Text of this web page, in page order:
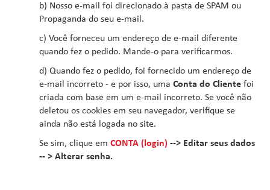
b) Nosso e-mail foi direcionado à pasta de SPAM ou
Propaganda do seu e-mail.
c) Você forneceu um endereço de e-mail diferente
quando fez o pedido. Mande-o para verificarmos.
d) Quando fez o pedido, foi fornecido um endereço de
e-mail incorreto - e por isso, uma Conta do Cliente foi
criada com base em um e-mail incorreto. Se você não
deletou os cookies em seu navegador, verifique se
ainda não está logada no site.
Se sim, clique em CONTA (login) --> Editar seus dados
-- > Alterar senha.